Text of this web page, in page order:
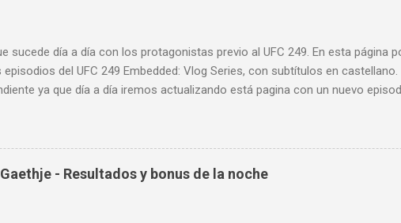
sucede día a día con los protagonistas previo al UFC 249. En esta página
del UFC 249 Embedded: Vlog Series, con subtítulos en
ya que día a día iremos actualizando está pagina con un nuevo
- Resultados y bonus de la noche